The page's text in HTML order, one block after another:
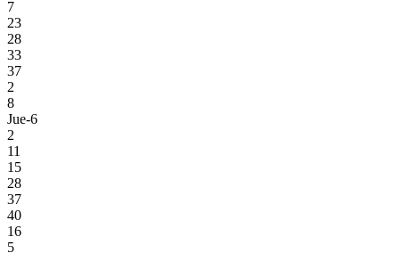
7
23
28
33
37
2
8
Jue-6
2
11
15
28
37
40
16
5